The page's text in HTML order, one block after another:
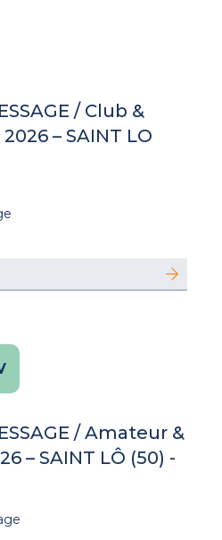
/ Club &
– SAINT LO
/ Amateur &
– SAINT LÔ (50) -